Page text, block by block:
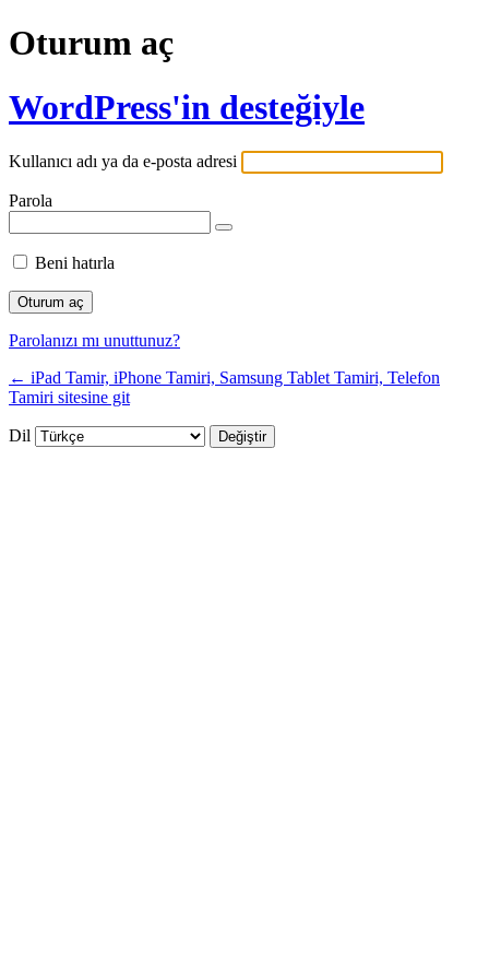
Oturum aç
WordPress'in desteğiyle
Kullanıcı adı ya da e-posta adresi
Parola
Beni hatırla
Parolanızı mı unuttunuz?
← iPad Tamir, iPhone Tamiri, Samsung Tablet Tamiri, Telefon
Tamiri sitesine git
Dil